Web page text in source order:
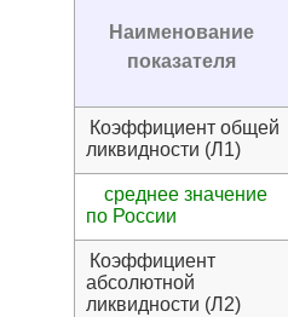
Наименование
показателя
Коэффициент общей
ликвидности (Л1)
среднее значение
по России
Коэффициент
абсолютной
ликвидности (Л2)